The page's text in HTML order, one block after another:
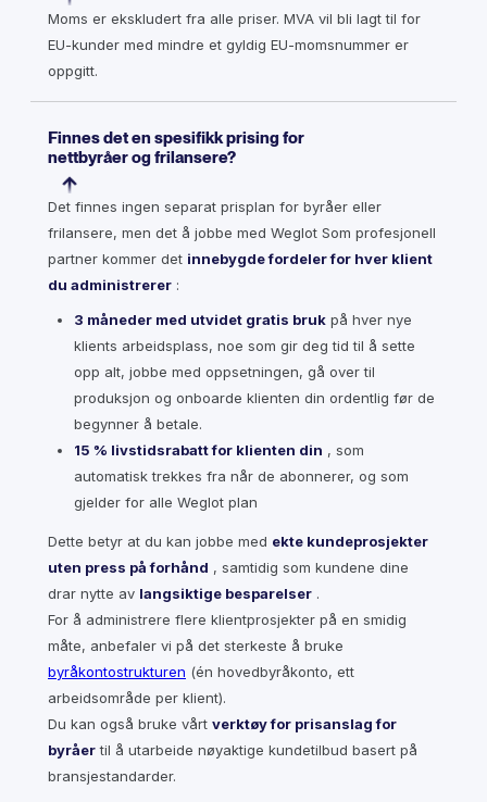
Moms er ekskludert fra alle priser. MVA vil bli lagt til for
EU-kunder med mindre et gyldig EU-momsnummer er
oppgitt.
Finnes det en spesifikk prising for
nettbyråer og frilansere?
Det finnes ingen separat prisplan for byråer eller
frilansere, men det å jobbe med Weglot Som profesjonell
partner kommer det innebygde fordeler for hver klient
du administrerer :
3 måneder med utvidet gratis bruk på hver nye
klients arbeidsplass, noe som gir deg tid til å sette
opp alt, jobbe med oppsetningen, gå over til
produksjon og onboarde klienten din ordentlig før de
begynner å betale.
15 % livstidsrabatt for klienten din , som
automatisk trekkes fra når de abonnerer, og som
gjelder for alle Weglot plan
Dette betyr at du kan jobbe med ekte kundeprosjekter
uten press på forhånd , samtidig som kundene dine
drar nytte av langsiktige besparelser .
For å administrere flere klientprosjekter på en smidig
måte, anbefaler vi på det sterkeste å bruke
byråkontostrukturen (én hovedbyråkonto, ett
arbeidsområde per klient).
Du kan også bruke vårt verktøy for prisanslag for
byråertil å utarbeide nøyaktige kundetilbud basert på
bransjestandarder.